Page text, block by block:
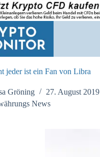
jeder ist ein Fan von Libra
Gröning
27. August 2019
News